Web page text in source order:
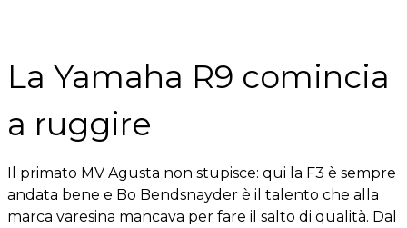
La Yamaha R9 comincia
a ruggire
Il primato MV Agusta non stupisce: qui la F3 è sempre
andata bene e Bo Bendsnayder è il talento che alla
marca varesina mancava per fare il salto di qualità. Dal